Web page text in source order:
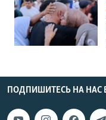
ПОДПИШИТЕСЬ НА НАС